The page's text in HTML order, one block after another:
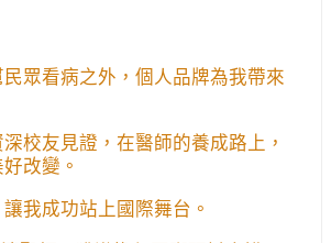
民眾看病之外，個人品牌為我帶來
深校友見證，在醫師的養成路上，
改變。
我成功站上國際舞台。